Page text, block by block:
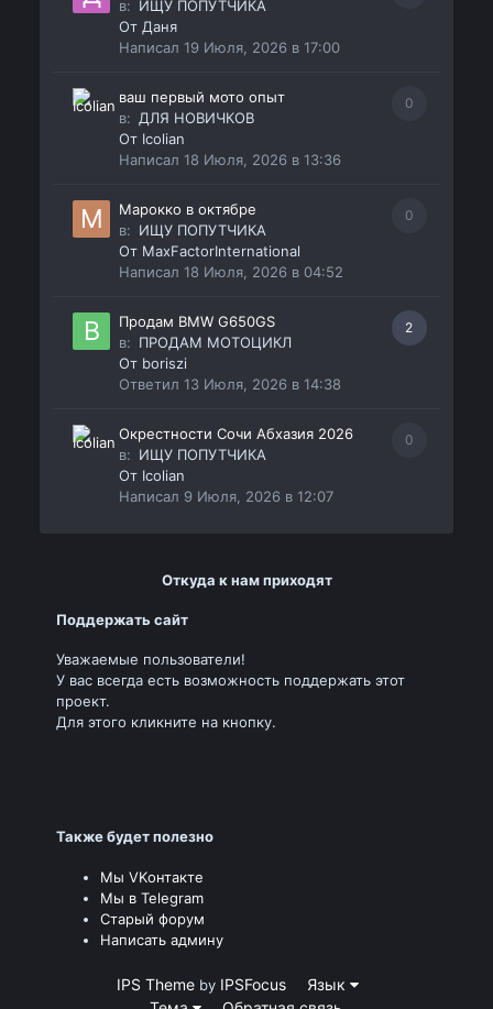
в: ИЩУ ПОПУТЧИКА
ОтДаня
Написал19 Июля, 2026 в 17:00
0
ваш первый мото опыт
в: ДЛЯ НОВИЧКОВ
От Icolian
Написал18 Июля, 2026 в 13:36
0
Марокко в октябре
в: ИЩУ ПОПУТЧИКА
От MaxFactorInternational
Написал18 Июля, 2026 в 04:52
2
Продам BMW G650GS
в: ПРОДАМ МОТОЦИКЛ
От boriszi
Ответил13 Июля, 2026 в 14:38
0
Окрестности Сочи Абхазия 2026
в: ИЩУ ПОПУТЧИКА
От Icolian
Написал 9 Июля, 2026 в 12:07
Откуда к нам приходят
Поддержать сайт
Уважаемые пользователи!
У вас всегда есть возможность поддержать этот
проект.
Для этого кликните на кнопку.
Также будет полезно
Мы VKонтакте
Мы в Telegram
Старый форум
Написать админу
IPS Theme by IPSFocus
Язык